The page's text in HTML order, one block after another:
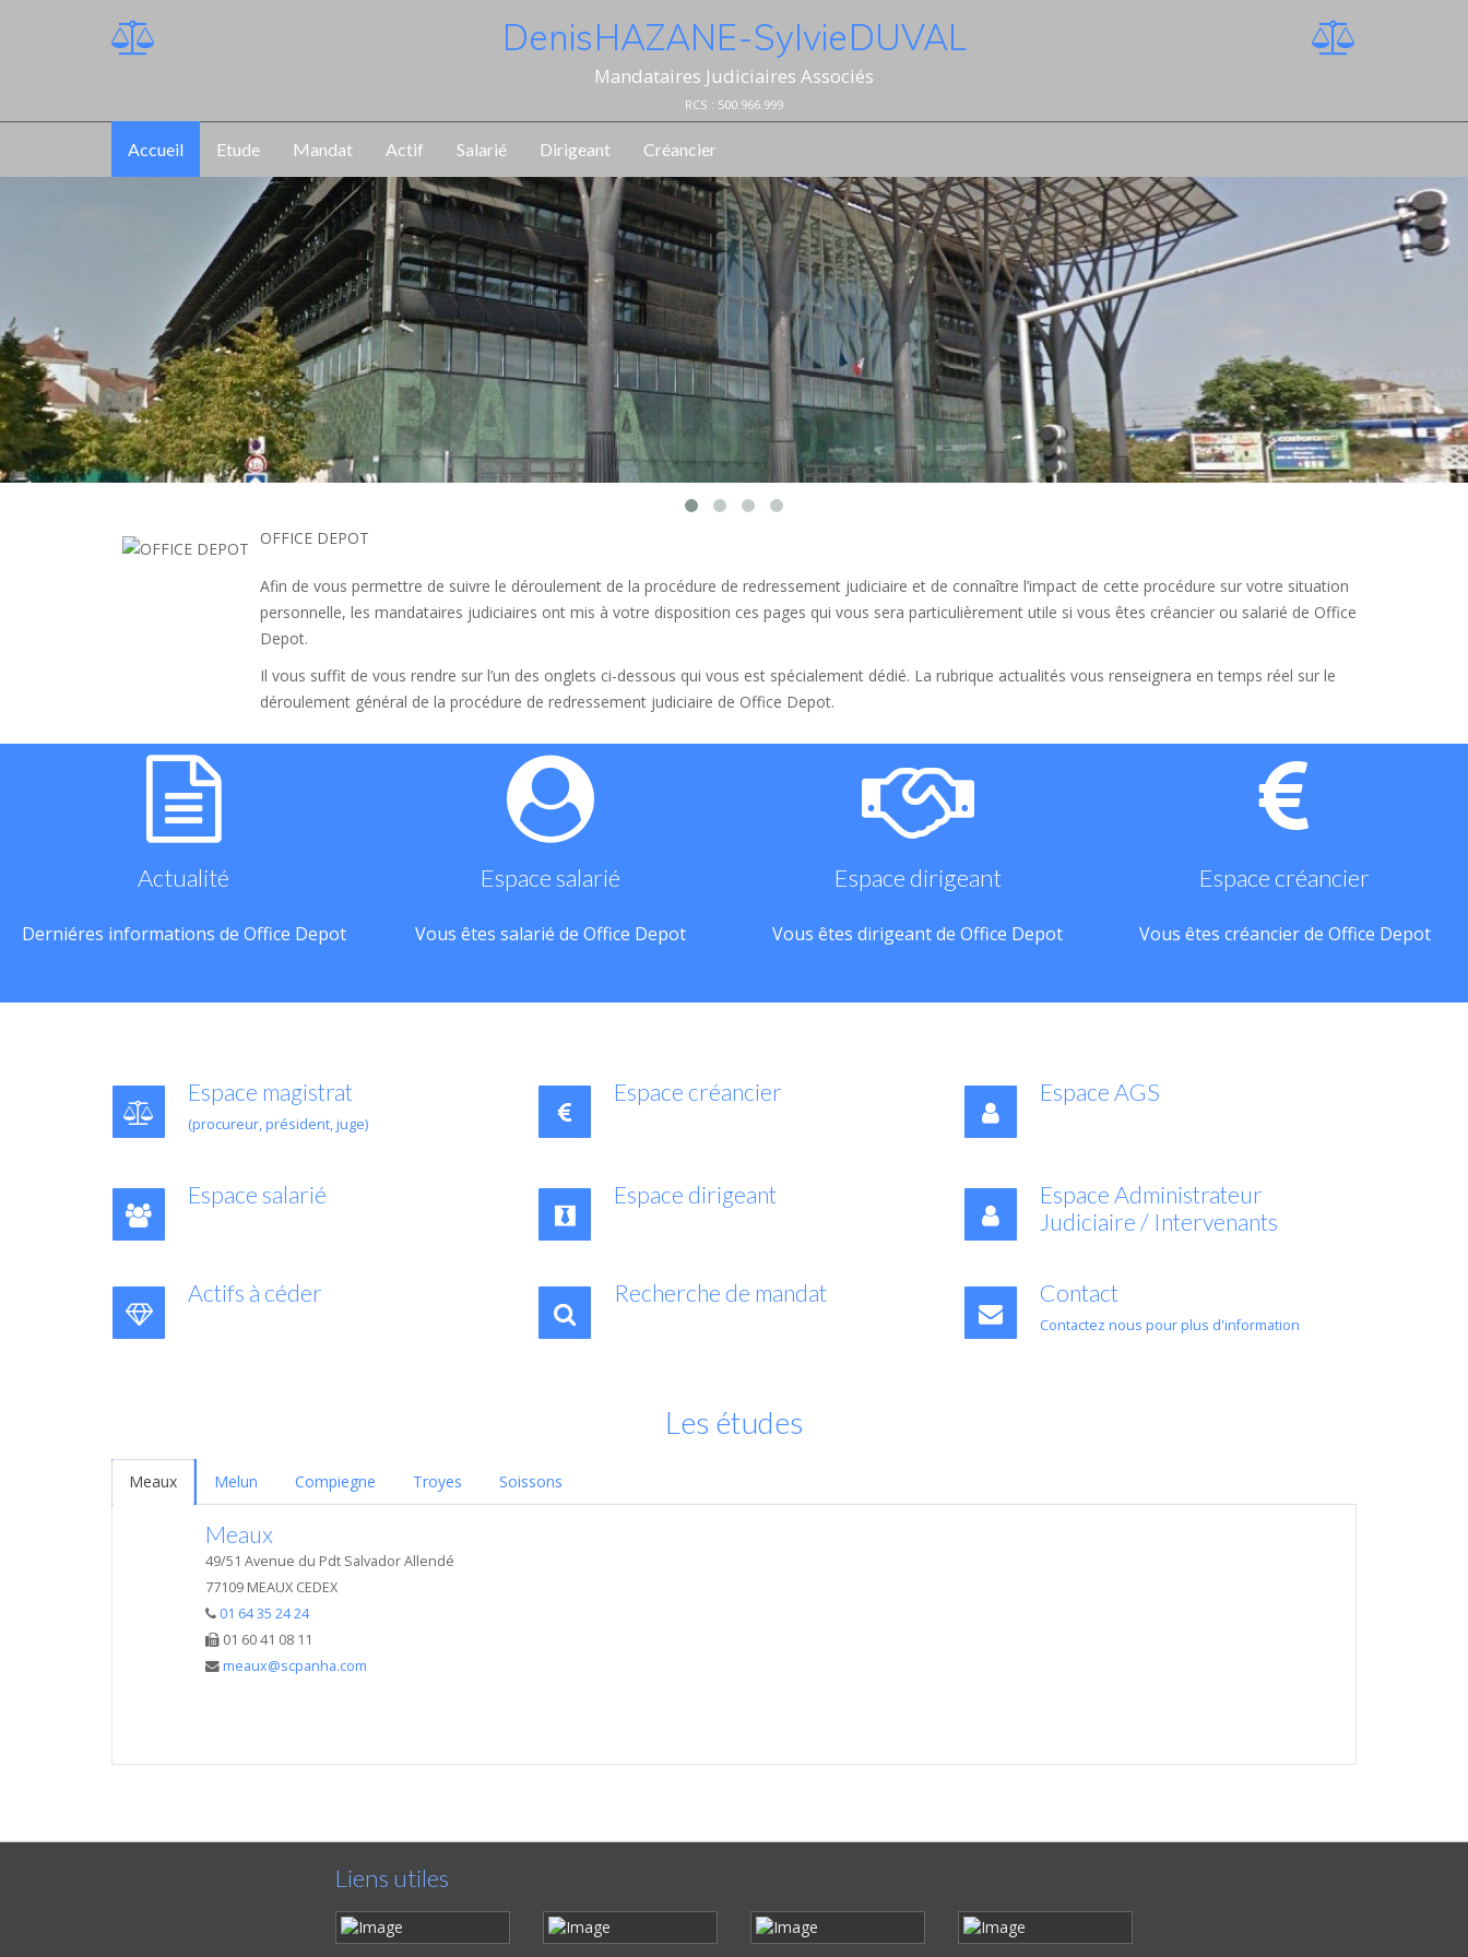
Denis HAZANE - Sylvie DUVAL
Mandataires Judiciaires Associés
RCS : 500.966.999
Accueil Etude Mandat Actif Salarié Dirigeant Créancier
OFFICE DEPOT
Afin de vous permettre de suivre le déroulement de la procédure de redressement judiciaire et de connaître l’impact de cette procédure sur votre situation
personnelle, les mandataires judiciaires ont mis à votre disposition ces pages qui vous sera particulièrement utile si vous êtes créancier ou salarié de Office
Depot.
Il vous suffit de vous rendre sur l’un des onglets ci-dessous qui vous est spécialement dédié. La rubrique actualités vous renseignera en temps réel sur le
déroulement général de la procédure de redressement judiciaire de Office Depot.
Actualité
Derniéres informations de Office Depot
Espace salarié
Vous êtes salarié de Office Depot
Espace dirigeant
Vous êtes dirigeant de Office Depot
Espace créancier
Vous êtes créancier de Office Depot
Espace magistrat
(procureur, président, juge)
Espace créancier Espace AGS
Espace salarié Espace dirigeant
Espace Administrateur
Judiciaire / Intervenants
Actifs à céder Recherche de mandat Contact
Contactez nous pour plus d'information
Les études
Meaux Melun Compiegne Troyes Soissons
Meaux
49/51 Avenue du Pdt Salvador Allendé
77109 MEAUX CEDEX
01 64 35 24 24
01 60 41 08 11
meaux@scpanha.com
Liens utiles